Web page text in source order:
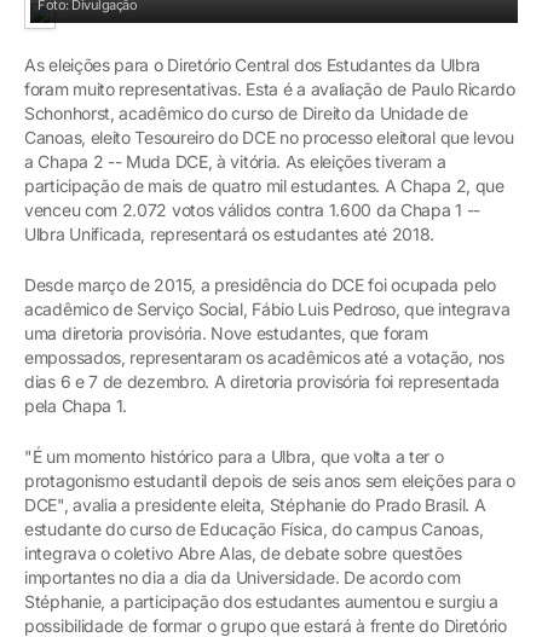
Foto: Divulgação
As eleições para o Diretório Central dos Estudantes da Ulbra
foram muito representativas. Esta é a avaliação de Paulo Ricardo
Schonhorst, acadêmico do curso de Direito da Unidade de
Canoas, eleito Tesoureiro do DCE no processo eleitoral que levou
a Chapa 2 -- Muda DCE, à vitória. As eleições tiveram a
participação de mais de quatro mil estudantes. A Chapa 2, que
venceu com 2.072 votos válidos contra 1.600 da Chapa 1 --
Ulbra Unificada, representará os estudantes até 2018.
Desde março de 2015, a presidência do DCE foi ocupada pelo
acadêmico de Serviço Social, Fábio Luis Pedroso, que integrava
uma diretoria provisória. Nove estudantes, que foram
empossados, representaram os acadêmicos até a votação, nos
dias 6 e 7 de dezembro. A diretoria provisória foi representada
pela Chapa 1.
"É um momento histórico para a Ulbra, que volta a ter o
protagonismo estudantil depois de seis anos sem eleições para o
DCE", avalia a presidente eleita, Stéphanie do Prado Brasil. A
estudante do curso de Educação Física, do campus Canoas,
integrava o coletivo Abre Alas, de debate sobre questões
importantes no dia a dia da Universidade. De acordo com
Stéphanie, a participação dos estudantes aumentou e surgiu a
possibilidade de formar o grupo que estará à frente do Diretório